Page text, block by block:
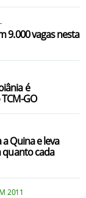
9.000 vagas nesta
é
GO
Quina e leva
quanto cada
2011